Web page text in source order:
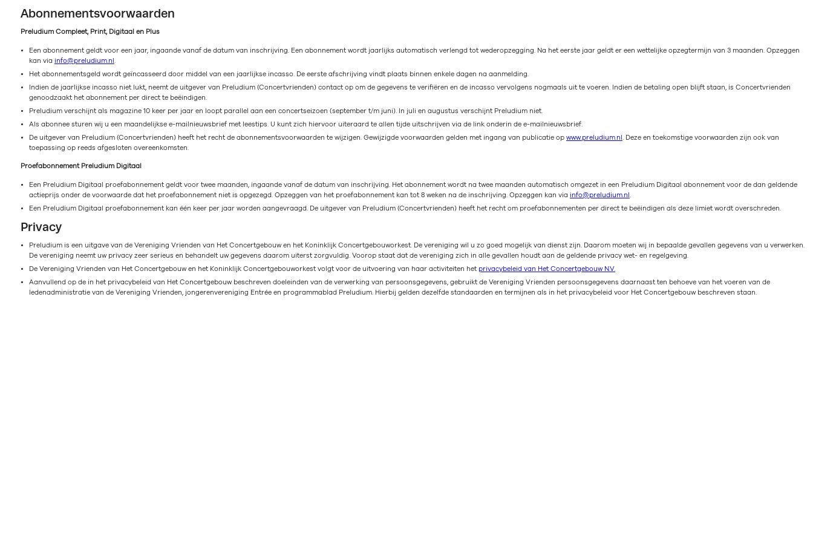
Abonnementsvoorwaarden
Preludium Compleet, Print, Digitaal en Plus
Een abonnement geldt voor een jaar, ingaande vanaf de datum van inschrijving. Een abonnement wordt jaarlijks automatisch verlengd tot wederopzegging. Na het eerste jaar geldt er een wettelijke opzegtermijn van 3 maanden. Opzeggen
kan via info@preludium.nl
Het abonnementsgeld wordt geïncasseerd door middel van een jaarlijkse incasso. De eerste afschrijving vindt plaats binnen enkele dagen na aanmelding.
Indien de jaarlijkse incasso niet lukt, neemt de uitgever van Preludium (Concertvrienden) contact op om de gegevens te verifiëren en de incasso vervolgens nogmaals uit te voeren. Indien de betaling open blijft staan, is Concertvrienden
genoodzaakt het abonnement per direct te beëindigen.
Preludium verschijnt als magazine 10 keer per jaar en loopt parallel aan een concertseizoen (september t/m juni). In juli en augustus verschijnt Preludium niet.
Als abonnee sturen wij u een maandelijkse e-mailnieuwsbrief met leestips. U kunt zich hiervoor uiteraard te allen tijde uitschrijven via de link onderin de e-mailnieuwsbrief.
De uitgever van Preludium (Concertvrienden) heeft het recht de abonnementsvoorwaarden te wijzigen. Gewijzigde voorwaarden gelden met ingang van publicatie op www.preludium.nl
. Deze en toekomstige voorwaarden zijn ook van
toepassing op reeds afgesloten overeenkomsten.
Proefabonnement Preludium Digitaal
Een Preludium Digitaal proefabonnement geldt voor twee maanden, ingaande vanaf de datum van inschrijving. Het abonnement wordt na twee maanden automatisch omgezet in een Preludium Digitaal abonnement voor de dan geldende
actieprijs onder de voorwaarde dat het proefabonnement niet is opgezegd. Opzeggen van het proefabonnement kan tot 8 weken na de inschrijving. Opzeggen kan via info@preludium.nl
Een Preludium Digitaal proefabonnement kan één keer per jaar worden aangevraagd. De uitgever van Preludium (Concertvrienden) heeft het recht om proefabonnementen per direct te beëindigen als deze limiet wordt overschreden.
Privacy
Preludium is een uitgave van de Vereniging Vrienden van Het Concertgebouw en het Koninklijk Concertgebouworkest. De vereniging wil u zo goed mogelijk van dienst zijn. Daarom moeten wij in bepaalde gevallen gegevens van u verwerken.
De vereniging neemt uw privacy zeer serieus en behandelt uw gegevens daarom uiterst zorgvuldig. Voorop staat dat de vereniging zich in alle gevallen houdt aan de geldende privacy wet- en regelgeving.
De Vereniging Vrienden van Het Concertgebouw en het Koninklijk Concertgebouworkest volgt voor de uitvoering van haar activiteiten het privacybeleid van Het Concertgebouw N.V.
Aanvullend op de in het privacybeleid van Het Concertgebouw beschreven doeleinden van de verwerking van persoonsgegevens, gebruikt de Vereniging Vrienden persoonsgegevens daarnaast ten behoeve van het voeren van de
ledenadministratie van de Vereniging Vrienden, jongerenvereniging Entrée en programmablad Preludium. Hierbij gelden dezelfde standaarden en termijnen als in het privacybeleid voor Het Concertgebouw beschreven staan.